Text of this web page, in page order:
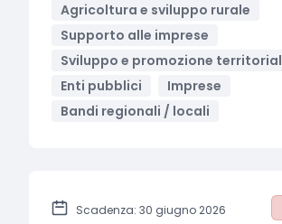
Agricoltura e sviluppo rurale
Supporto alle imprese
Sviluppo e promozione
Enti pubblici
Imprese
Bandi regionali / locali
Scadenza: 30 giugno 2026